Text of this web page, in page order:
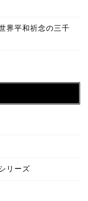
界平和祈念の三千
リーズ